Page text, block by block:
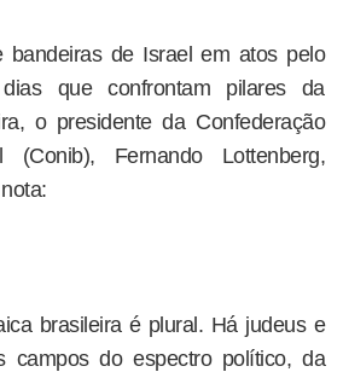
bandeiras de Israel em atos pelo
que confrontam pilares da
o presidente da Confederação
Fernando Lottenberg,
brasileira é plural. Há judeus e
campos do espectro político, da